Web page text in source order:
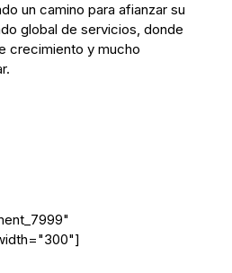
un camino para afianzar su
global de servicios, donde
crecimiento y mucho